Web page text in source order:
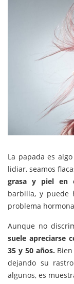
La papada es
lidiar, seamos
grasa y piel en
barbilla, y puede
problema
Aunque no
suele apreciarse
35 y 50 años.
dejando su
algunos, es